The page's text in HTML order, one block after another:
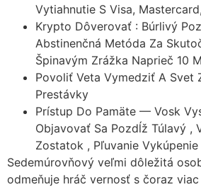
Vytiahnutie S Visa,
Krypto Dôverovať : Búrlivý
Abstinenčná Metóda Za
Špinavým Zrážka Naprieč 10
Povoliť Veta Vymedziť A Svet
Prestávky
Prístup Do Pamäte — Vosk
Objavovať Sa Pozdĺž Túlavý ,
Zostatok , Pľuvanie
Sedemúrovňový veľmi dôležitá
odmeňuje hráč vernosť s čoraz